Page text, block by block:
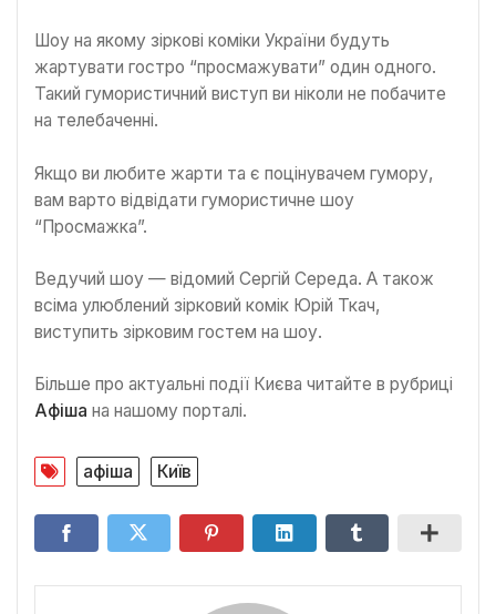
Шоу на якому зіркові коміки України будуть
жартувати гостро “просмажувати” один одного.
Такий гумористичний виступ ви ніколи не побачите
на телебаченні.
Якщо ви любите жарти та є поцінувачем гумору,
вам варто відвідати гумористичне шоу
“Просмажка”.
Ведучий шоу — відомий Сергій Середа. А також
всіма улюблений зірковий комік Юрій Ткач,
виступить зірковим гостем на шоу.
Більше про актуальні події Києва читайте в рубриці
Афіша на нашому порталі.
афіша Київ